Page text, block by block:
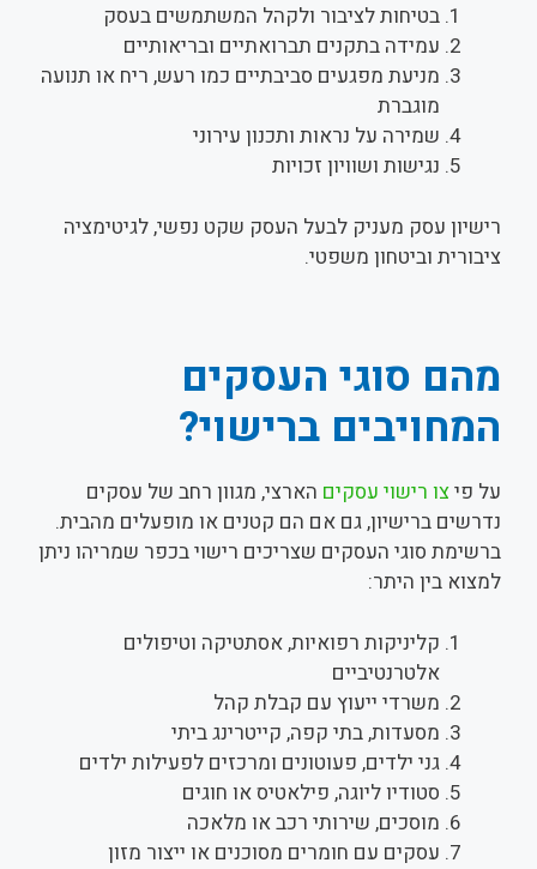
בטיחות לציבור ולקהל המשתמשים בעסק
עמידה בתקנים תברואתיים ובריאותיים
מניעת מפגעים סביבתיים כמו רעש, ריח או תנועה
מוגברת
שמירה על נראות ותכנון עירוני
נגישות ושוויון זכויות
רישיון עסק מעניק לבעל העסק שקט נפשי, לגיטימציה
ציבורית וביטחון משפטי.
מהם סוגי העסקים
המחויבים ברישוי?
על פיצו רישוי עסקים הארצי, מגוון רחב של עסקים
נדרשים ברישיון, גם אם הם קטנים או מופעלים מהבית.
ברשימת סוגי העסקים שצריכים רישוי בכפר שמריהו ניתן
למצוא בין היתר:
קליניקות רפואיות, אסתטיקה וטיפולים
אלטרנטיביים
משרדי ייעוץ עם קבלת קהל
מסעדות, בתי קפה, קייטרינג ביתי
גני ילדים, פעוטונים ומרכזים לפעילות ילדים
סטודיו ליוגה, פילאטיס או חוגים
מוסכים, שירותי רכב או מלאכה
עסקים עם חומרים מסוכנים או ייצור מזון